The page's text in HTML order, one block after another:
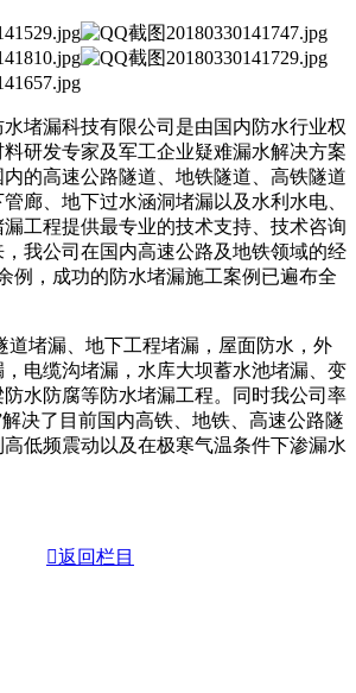
堵漏科技有限公司是由国内防水行业权
研发专家及军工企业疑难漏水解决方案
的高速公路隧道、地铁隧道、高铁隧道
廊、地下过水涵洞堵漏以及水利水电、
工程提供最专业的技术支持、技术咨询
我公司在国内高速公路及地铁领域的经
例，成功的防水堵漏施工案例已遍布全
道堵漏、地下工程堵漏，屋面防水，外
电缆沟堵漏，水库大坝蓄水池堵漏、变
水防腐等防水堵漏工程。同时我公司率
决了目前国内高铁、地铁、高速公路隧
低频震动以及在极寒气温条件下渗漏水
返回栏目